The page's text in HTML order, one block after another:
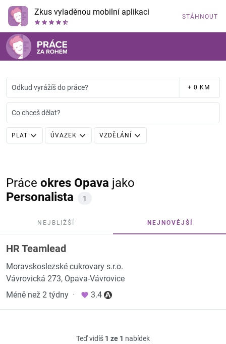
Zkus vyladěnou mobilní aplikaci STÁHNOUT
Odkud vyrážíš do práce? + 0 KM
Co chceš dělat?
PLAT ÚVAZEK VZDĚLÁNÍ
Práce okres Opava jako
Personalista
1
NEJBLIŽŠÍ NEJNOVĚJŠÍ
HR Teamlead
Moravskoslezské cukrovary s.r.o.
Vávrovická 273, Opava-Vávrovice
Méně než 2 týdny · 3.4
Teď vidíš 1 ze 1 nabídek